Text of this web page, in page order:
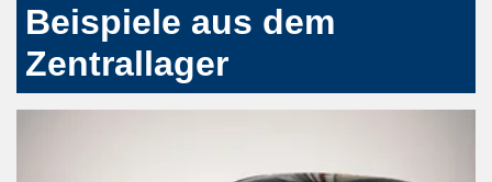
Beispiele aus dem
Zentrallager